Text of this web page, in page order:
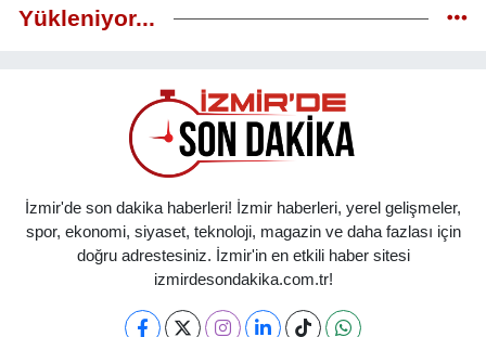
Yükleniyor...
İzmir'de son dakika haberleri! İzmir haberleri, yerel gelişmeler,
spor, ekonomi, siyaset, teknoloji, magazin ve daha fazlası için
doğru adrestesiniz. İzmir'in en etkili haber sitesi
izmirdesondakika.com.tr!